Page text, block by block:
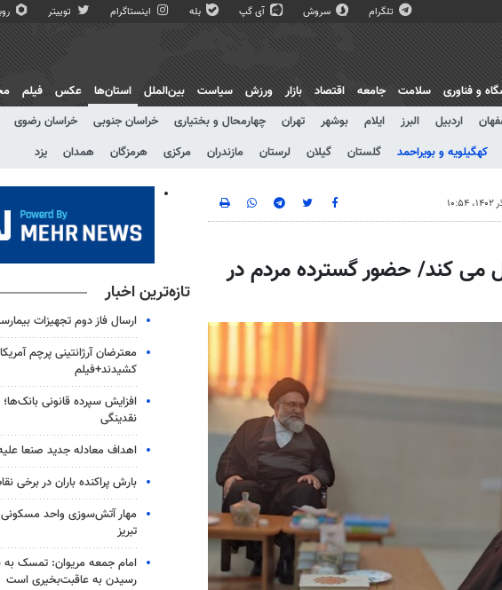
تلگرام سروش آی گپ بله اینستاگرام توییتر
و فناوری سلامت جامعه اقتصاد بازار ورزش سیاست بین‌الملل
استان‌ها
اردبیل البرز ایلام بوشهر تهران چهارمحال و بختیاری خراسان جنوبی خراسان رضوی
کهگیلویه و بویراحمد گلستان گیلان لرستان مازندران مرکزی هرمزگان همدان یزد
عکس فیلم
می کند/ حضور گسترده مردم در
تازه‌ترین اخبار
ارسال فاز دوم تجهیزات
معترضان آرژانتینی پرچم
کشیدند+فیلم
افزایش سپرده قانونی بانک‌ها؛
نقدینگی
اهداف معادله جدید صنعا
بارش پراکنده باران در برخی
مهار آتش‌سوزی واحد مسکونی
تبریز
امام جمعه مریوان: تمسک به
رسیدن به عاقبت‌بخیری است